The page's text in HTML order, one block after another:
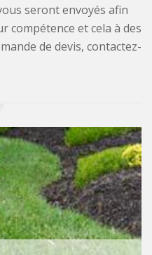
seront envoyés afin
et cela à des
de devis, contactez-